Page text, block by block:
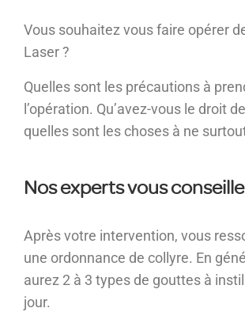
Vous souhaitez vous faire opérer
Laser ?
Quelles sont les précautions à
l’opération. Qu’avez-vous le droit
quelles sont les choses à ne
Nos experts vous
Après votre intervention, vous
une ordonnance de collyre. En
aurez 2 à 3 types de gouttes à
jour.